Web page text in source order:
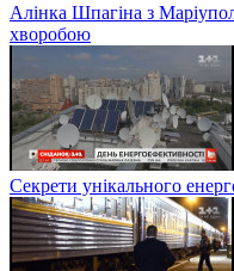
Алінка Шпагіна з
хворобою
Секрети унікального